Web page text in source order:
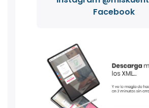
Facebook